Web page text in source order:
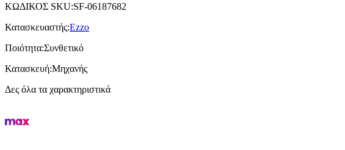
ΚΩΔΙΚΟΣ SKU:SF-06187682
Κατασκευαστής:Ezzo
Ποιότητα:Συνθετικό
Κατασκευή:Μηχανής
Δες όλα τα χαρακτηριστικά